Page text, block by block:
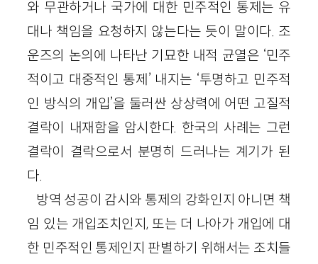
와 무관하거나 국가에 대한 민주적인 통제는 유
대나 책임을 요청하지 않는다는 듯이 말이다. 조
운즈의 논의에 나타난 기묘한 내적 균열은 ‘민주
적이고 대중적인 통제’ 내지는 ‘투명하고 민주적
인 방식의 개입’을 둘러싼 상상력에 어떤 고질적
결락이 내재함을 암시한다. 한국의 사례는 그런
결락이 결락으로서 분명히 드러나는 계기가 된
다.
방역 성공이 감시와 통제의 강화인지 아니면 책
임 있는 개입조치인지, 또는 더 나아가 개입에 대
한 민주적인 통제인지 판별하기 위해서는 조치들